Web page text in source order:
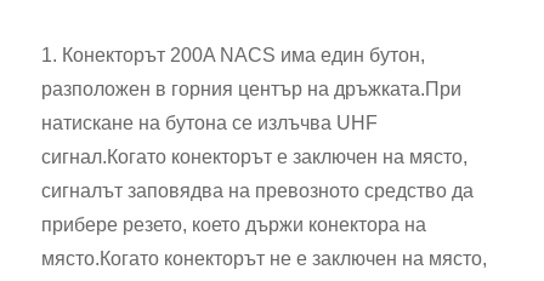
1. Конекторът 200A NACS има един бутон,
разположен в горния център на дръжката.При
натискане на бутона се излъчва UHF
сигнал.Когато конекторът е заключен на място,
сигналът заповядва на превозното средство да
прибере резето, което държи конектора на
място.Когато конекторът не е заключен на място,